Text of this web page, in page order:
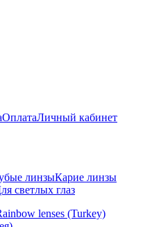
ОплатаЛичный кабинет
линзыКарие линзы
светлых глаз
lenses (Turkey)